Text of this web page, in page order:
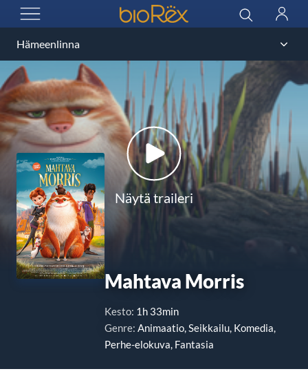
AVAA VALIKKO
BioRex Cinemas Haku
Näytä traileri
Mahtava Morris
Kesto: 1h 33min
Genre: Animaatio, Seikkailu, Komedia,
Perhe-elokuva, Fantasia